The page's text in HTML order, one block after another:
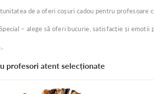
de a oferi coșuri cadou pentru profesoare
– alege să oferi bucurie, satisfacție și emotii
profesori atent selecționate